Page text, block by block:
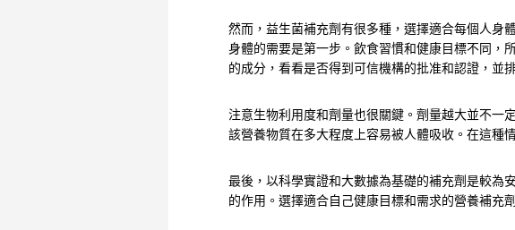
然而，益生菌補充劑有很多種，選擇適合每個人身
身體的需要是第一步。飲食習慣和健康目標不同，
的成分，看看是否得到可信機構的批准和認證，並
注意生物利用度和劑量也很關鍵。劑量越大並不一
該營養物質在多大程度上容易被人體吸收。在這種
最後，以科學實證和大數據為基礎的補充劑是較為
的作用。選擇適合自己健康目標和需求的營養補充